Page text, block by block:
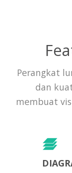
Perangkat
dan
membuat